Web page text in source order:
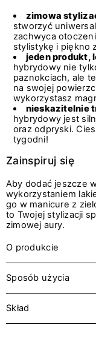
zimowa
stworzyć
zachwyca
stylistykę i piękno
jeden produkt,
hybrydowy nie
paznokciach, ale
na swojej
wykorzystasz
nieskazitelnie
hybrydowy jest
oraz odpryski.
tygodni!
Zainspiruj się
Aby dodać jeszcze
wykorzystaniem
go w manicure z
to Twojej stylizacji
zimowej aury.
O produkcie
Sposób użycia
Skład